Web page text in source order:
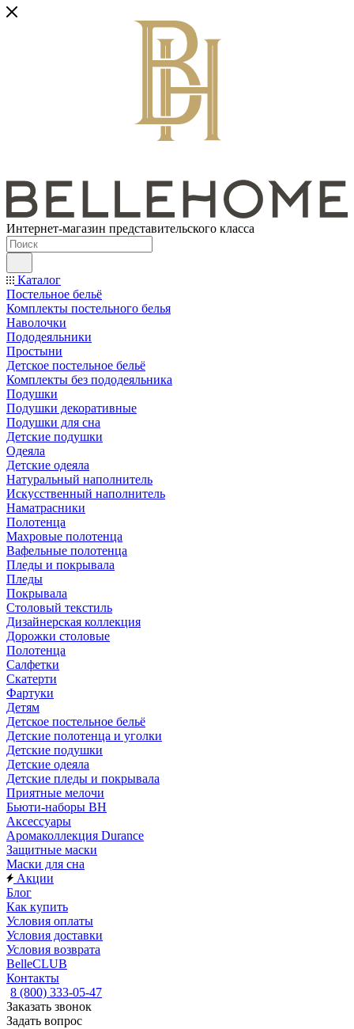
Интернет-магазин представительского класса
Каталог
Постельное бельё
Комплекты постельного белья
Наволочки
Пододеяльники
Простыни
Детское постельное бельё
Комплекты без пододеяльника
Подушки
Подушки декоративные
Подушки для сна
Детские подушки
Одеяла
Детские одеяла
Натуральный наполнитель
Искуcственный наполнитель
Наматрасники
Полотенца
Махровые полотенца
Вафельные полотенца
Пледы и покрывала
Пледы
Покрывала
Столовый текстиль
Дизайнерская коллекция
Дорожки столовые
Полотенца
Салфетки
Скатерти
Фартуки
Детям
Детское постельное бельё
Детские полотенца и уголки
Детские подушки
Детские одеяла
Детские пледы и покрывала
Приятные мелочи
Бьюти-наборы ВН
Аксессуары
Аромаколлекция Durance
Защитные маски
Маски для сна
Акции
Блог
Как купить
Условия оплаты
Условия доставки
Условия возврата
BelleCLUB
Контакты
8 (800) 333-05-47
Заказать звонок
Задать вопрос